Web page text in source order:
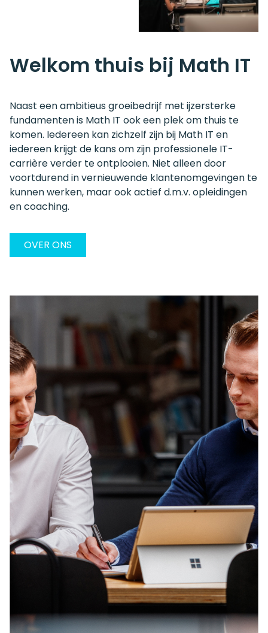
Welkom thuis bij Math IT
Naast een ambitieus groeibedrijf met ijzersterke
fundamenten is Math IT ook een plek om thuis te
komen. Iedereen kan zichzelf zijn bij Math IT en
iedereen krijgt de kans om zijn professionele IT-
carrière verder te ontplooien. Niet alleen door
voortdurend in vernieuwende klantenomgevingen te
kunnen werken, maar ook actief d.m.v. opleidingen
en coaching.
OVER ONS